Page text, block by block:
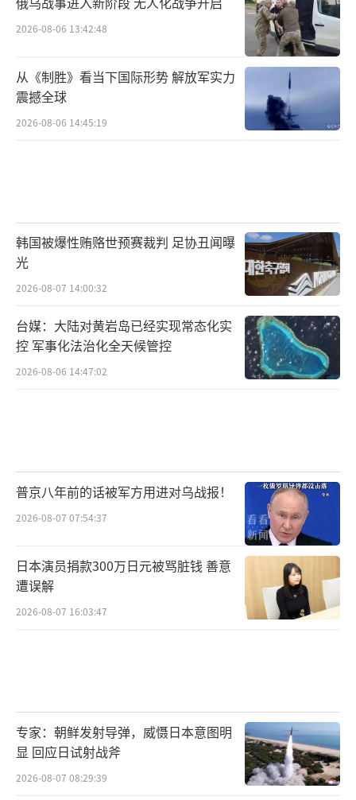
2026-08-06 13:42:48
从《制胜》看当下国际形势 解放军实力
震撼全球
2026-08-06 14:45:19
韩国被爆性贿赂世预赛裁判 足协丑闻曝
光
2026-08-07 14:00:32
台媒：大陆对黄岩岛已经实现常态化实
控 军事化法治化全天候管控
2026-08-06 14:47:02
普京八年前的话被军方用进对乌战报！
2026-08-07 07:54:37
日本演员捐款300万日元被骂脏钱 善意
遭误解
2026-08-07 16:03:47
专家：朝鲜发射导弹，威慑日本意图明
显 回应日试射战斧
2026-08-07 08:29:39